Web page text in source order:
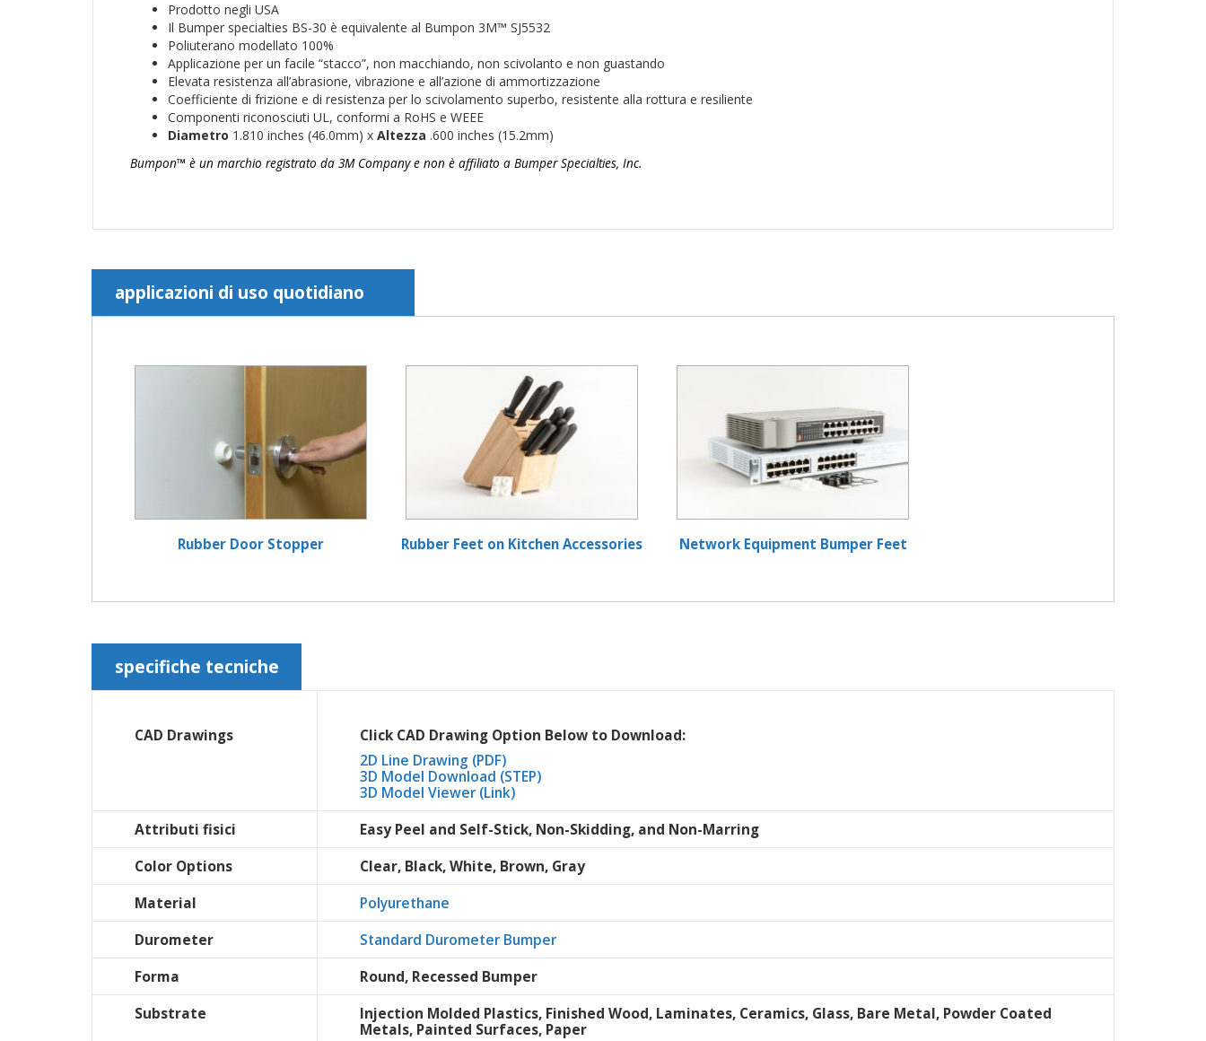
Prodotto negli USA
Il Bumper specialties BS-30 è equivalente al Bumpon 3M™ SJ5532
Poliuterano modellato 100%
Applicazione per un facile “stacco”, non macchiando, non scivolanto e non guastando
Elevata resistenza all’abrasione, vibrazione e all’azione di ammortizzazione
Coefficiente di frizione e di resistenza per lo scivolamento superbo, resistente alla rottura e resiliente
Componenti riconosciuti UL, conformi a RoHS e WEEE
Diametro 1.810 inches (46.0mm) x Altezza .600 inches (15.2mm)
Bumpon™ è un marchio registrato da 3M Company e non è affiliato a Bumper Specialties, Inc.
applicazioni di uso quotidiano
Rubber Door Stopper Rubber Feet on Kitchen Accessories Network Equipment Bumper Feet
specifiche tecniche
CAD Drawings
Click CAD Drawing Option Below to Download:
2D Line Drawing (PDF)
3D Model Download (STEP)
3D Model Viewer (Link)
Attributi fisici
Easy Peel and Self-Stick, Non-Skidding, and Non-Marring
Color Options
Clear, Black, White, Brown, Gray
Material
Polyurethane
Durometer
Standard Durometer Bumper
Forma
Round, Recessed Bumper
Substrate
Injection Molded Plastics, Finished Wood, Laminates, Ceramics, Glass, Bare Metal, Powder Coated
Metals, Painted Surfaces, Paper